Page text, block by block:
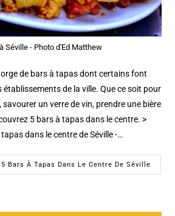
Séville - Photo d'Ed Matthew
de bars à tapas dont certains font
établissements de la ville. Que ce soit pour
un verre de vin, prendre une bière
5 bars à tapas dans le centre. >
dans le centre de Séville -…
Bars À Tapas Dans Le Centre De Séville